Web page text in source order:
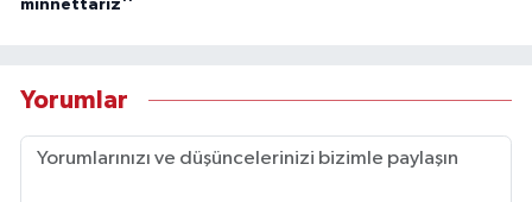
minnettarız''
Yorumlar